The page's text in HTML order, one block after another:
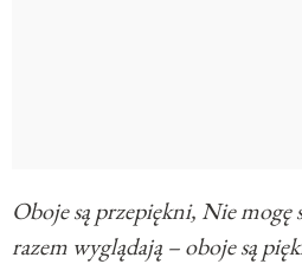
Oboje są przepiękni, Nie mogę
razem wyglądają – oboje są